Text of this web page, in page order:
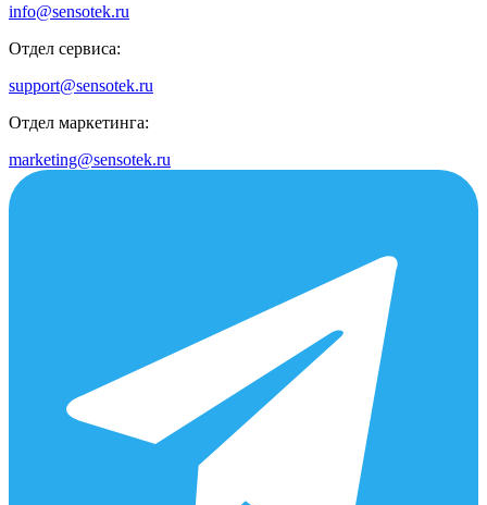
info@sensotek.ru
Отдел сервиса:
support@sensotek.ru
Отдел маркетинга:
marketing@sensotek.ru